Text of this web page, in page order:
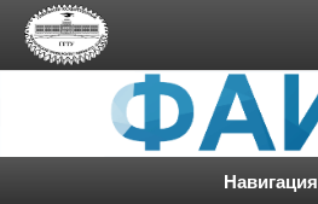
Навигация